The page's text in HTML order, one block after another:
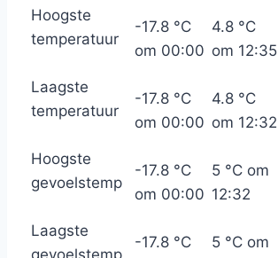
Hoogste
temperatuur
Laagste
temperatuur
Hoogste
gevoelstemp
Laagste
gevoelstemp
-17.8 °C
om 00:00
-17.8 °C
om 00:00
-17.8 °C
om 00:00
-17.8 °C
4.8 °C
om 12:35
4.8 °C
om 12:32
5 °C om
12:32
5 °C om